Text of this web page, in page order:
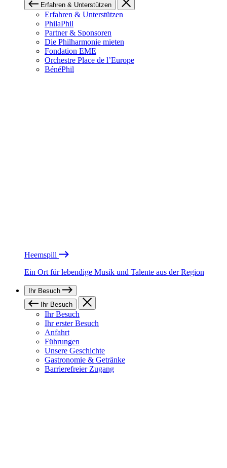
Erfahren & Unterstützen
Erfahren & Unterstützen
PhilaPhil
Partner & Sponsoren
Die Philharmonie mieten
Fondation EME
Orchestre Place de l’Europe
BénéPhil
Heemspill
Ein Ort für lebendige Musik und Talente aus der Region
Ihr Besuch
Ihr Besuch
Ihr Besuch
Ihr erster Besuch
Anfahrt
Führungen
Unsere Geschichte
Gastronomie & Getränke
Barrierefreier Zugang